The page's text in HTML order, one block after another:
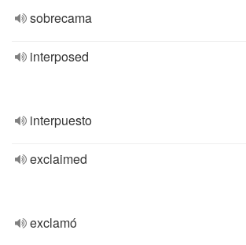
sobrecama
interposed
interpuesto
exclaimed
exclamó